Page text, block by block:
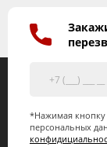
*Нажимая кнопку
персональных